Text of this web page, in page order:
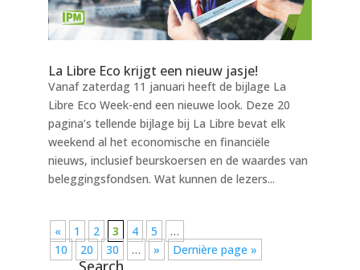
La Libre Eco krijgt een nieuw jasje!
Vanaf zaterdag 11 januari heeft de bijlage La
Libre Eco Week-end een nieuwe look. Deze 20
pagina’s tellende bijlage bij La Libre bevat elk
weekend al het economische en financiële
nieuws, inclusief beurskoersen en de waardes van
beleggingsfondsen. Wat kunnen de lezers...
« 1 2 3 4 5
…
10
20 30 … » Dernière page »